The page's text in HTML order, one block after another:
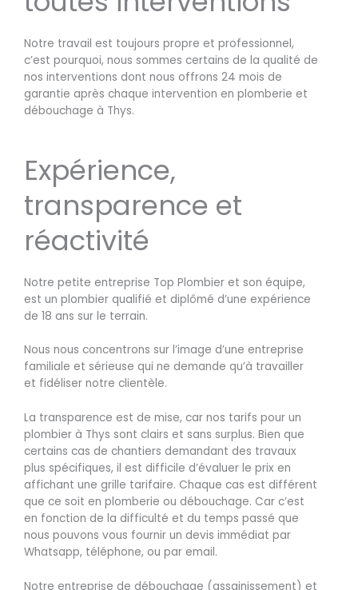
Notre travail est toujours propre et professionnel,
c’est pourquoi, nous sommes certains de la qualité de
nos interventions dont nous offrons 24 mois de
garantie après chaque intervention en plomberie et
débouchage à Thys.
Expérience,
transparence et
réactivité
Notre petite entreprise Top Plombier et son équipe,
est un plombier qualifié et diplômé d’une expérience
de 18 ans sur le terrain.
Nous nous concentrons sur l’image d’une entreprise
familiale et sérieuse qui ne demande qu’à travailler
et fidéliser notre clientèle.
La transparence est de mise, car nos tarifs pour un
plombier à Thys sont clairs et sans surplus. Bien que
certains cas de chantiers demandant des travaux
plus spécifiques, il est difficile d’évaluer le prix en
affichant une grille tarifaire. Chaque cas est différent
que ce soit en plomberie ou débouchage. Car c’est
en fonction de la difficulté et du temps passé que
nous pouvons vous fournir un devis immédiat par
Whatsapp, téléphone, ou par email.
Notre entreprise de débouchage (assainissement) et